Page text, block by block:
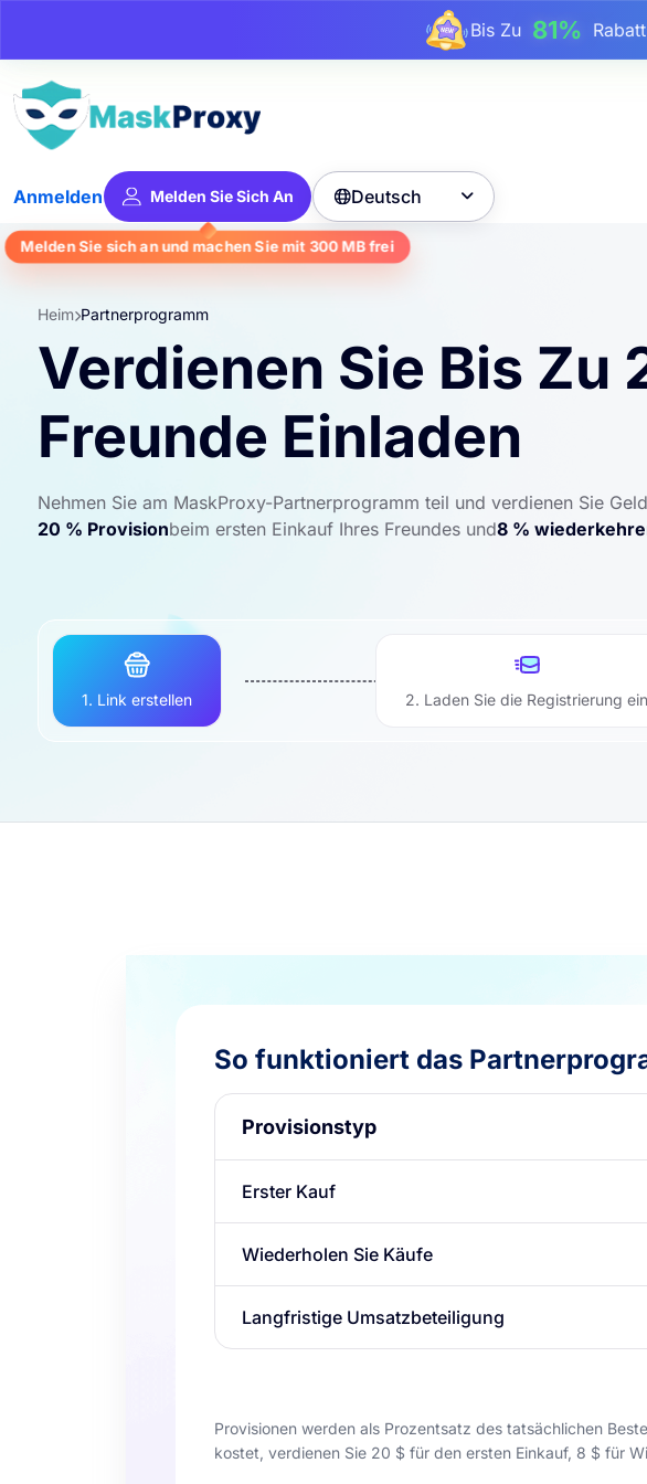
Bis Zu 17%
Anmelden Melden Sie Sich An
Melden Sie sich an und machen Sie mit 300 MBfrei
Deutsch 
Heim Partnerprogramm
Verdienen Sie Bis Zu
Freunde Einladen
Nehmen Sie am MaskProxy-Partnerprogramm teil und verdienen Sie
20 % Provisionbeim ersten Einkauf Ihres Freundes und8 %
1. Link erstellen 2. Laden Sie die Registrierung ein
So funktioniert das
Provisionstyp
Erster Kauf
Wiederholen Sie Käufe
Langfristige Umsatzbeteiligung
Provisionen werden als Prozentsatz des tatsächlichen
kostet, verdienen Sie 20 $ für den ersten Einkauf, 8 $ für